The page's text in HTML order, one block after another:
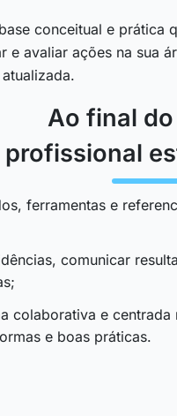
conceitual e prática
e avaliar ações na sua
Ao final
profissional
ferramentas e
comunicar
colaborativa e
e boas práticas.